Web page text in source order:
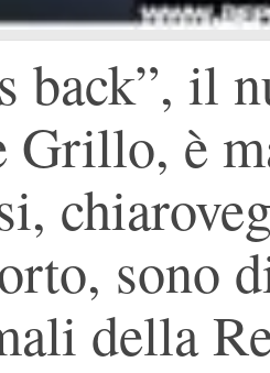
back”, il
Grillo, è
sono
della